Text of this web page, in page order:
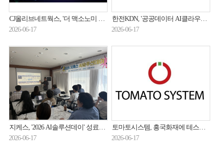
CJ올리브네트웍스, '더 맥소노미 2026' 개최…AX 전환 전략 공유
2026-06-17
한전KDN, '공공데이터 AI클라우드 구축 전략기술' 논의
2026-06-17
지케스, '2026 AI솔루션데이' 성료… AI관제·AI공공안전 전략 집중 점검
2026-06-17
토마토시스템, 흥국화재에 테스트 자동화 솔루션 '아이큐봇' 공급
2026-06-17